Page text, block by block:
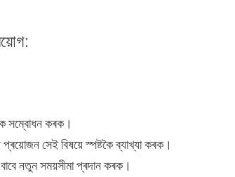
সম্বোধন কৰক।
সেই বিষয়ে স্পষ্টকৈ ব্যাখ্যা কৰক।
নতুন সময়সীমা প্ৰদান কৰক।